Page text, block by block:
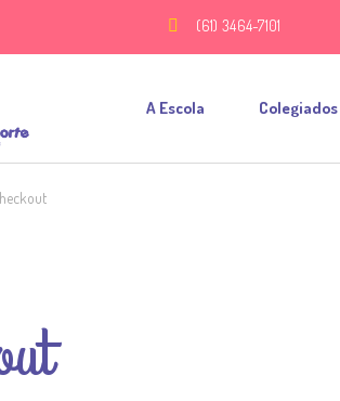
(61) 3464-7101
A Escola Colegiados